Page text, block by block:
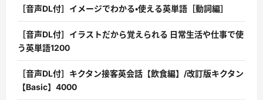
［音声DL付］イメージでわかる・使える英単語［動詞編］
［音声DL付］イラストだから覚えられる 日常生活や仕事で使
う英単語1200
［音声DL付］キクタン接客英会話【飲食編】/改訂版キクタン
【Basic】4000